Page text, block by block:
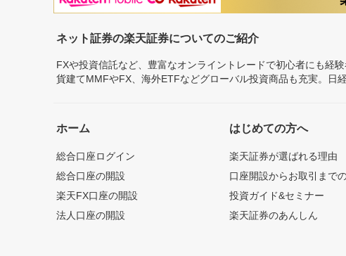
ネット証券の楽天証券についてのご紹介
FXや投資信託など、豊富なオンライントレードで初心者にも経
貨建てMMFやFX、海外ETFなどグローバル投資商品も充実。日
ホーム
総合口座ログイン
総合口座の開設
楽天FX口座の開設
法人口座の開設
はじめての方へ
楽天証券が選ばれる理由
口座開設からお取引まで
投資ガイド&セミナー
楽天証券のあんしん